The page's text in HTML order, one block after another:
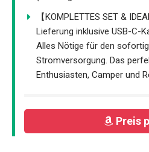
【KOMPLETTES SET &
Lieferung inklusive USB-C-
Alles Nötige für den
Stromversorgung. Das
Enthusiasten, Camper und
Preis